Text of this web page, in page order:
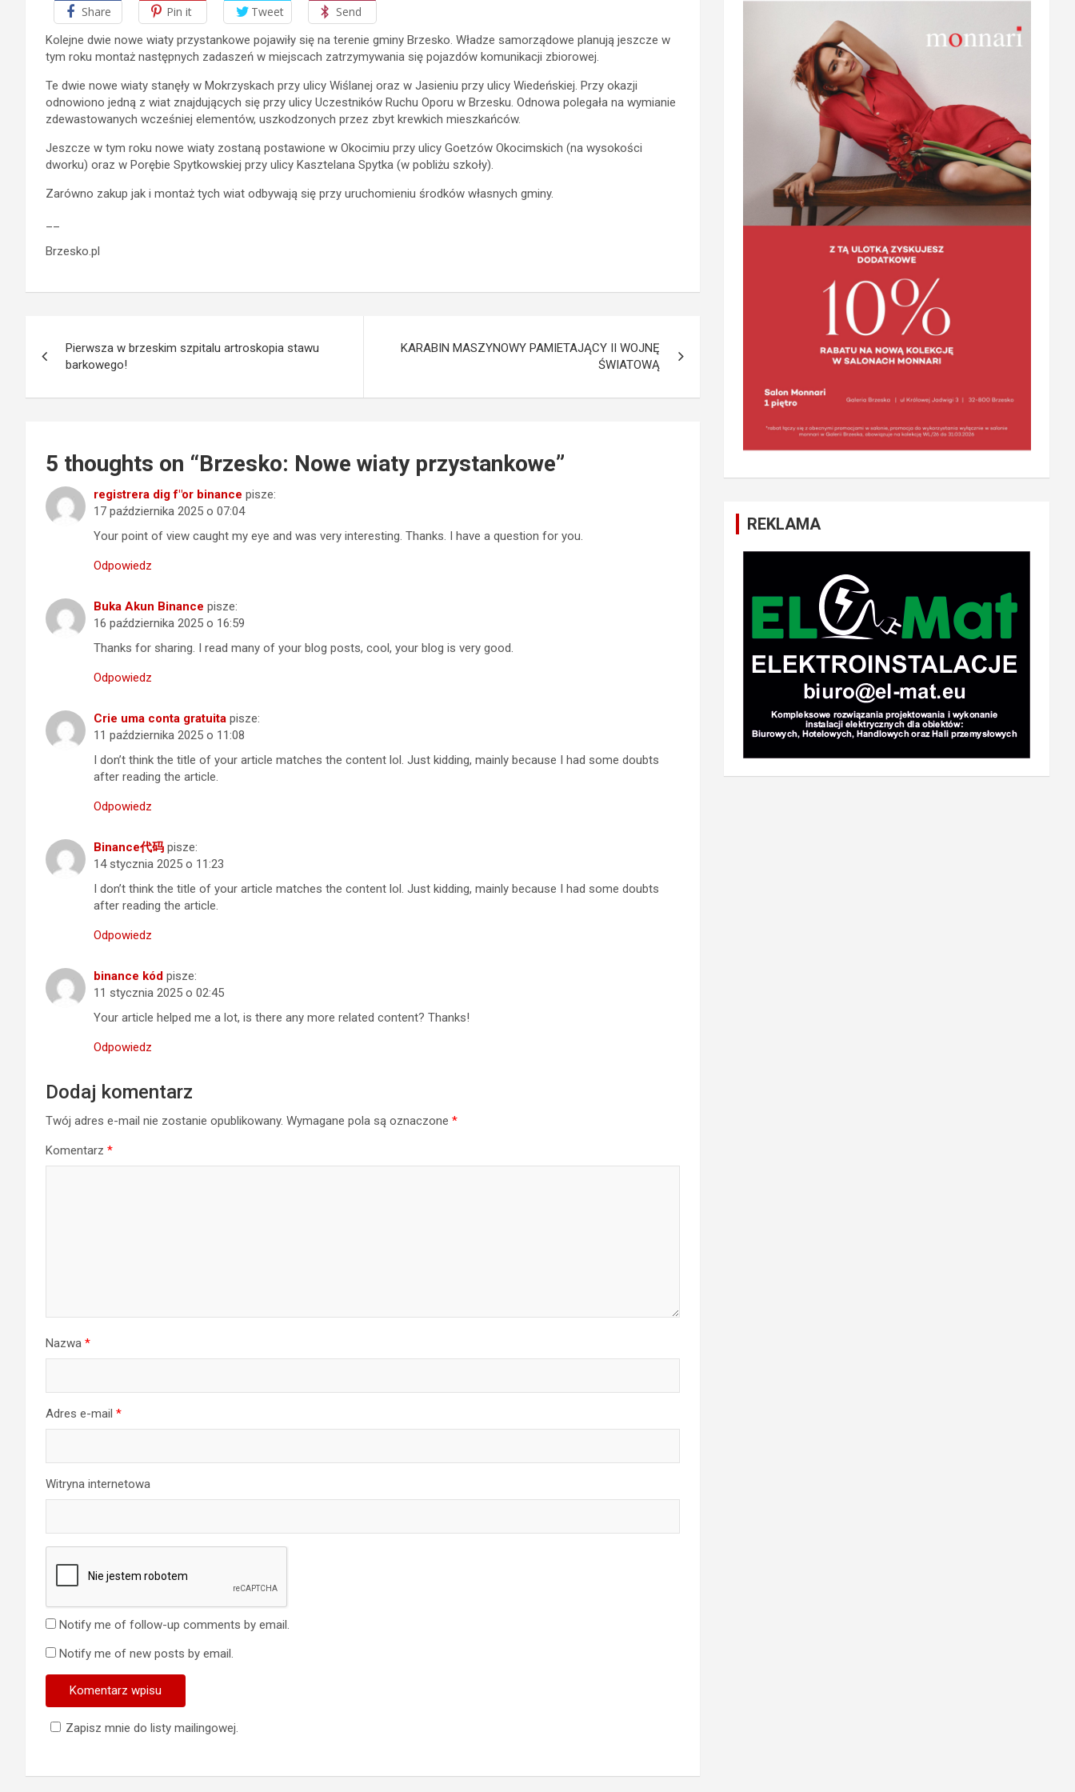
Share Pin it Tweet Send
Kolejne dwie nowe wiaty przystankowe pojawiły się na terenie gminy Brzesko. Władze samorządowe planują jeszcze w
tym roku montaż następnych zadaszeń w miejscach zatrzymywania się pojazdów komunikacji zbiorowej.
Te dwie nowe wiaty stanęły w Mokrzyskach przy ulicy Wiślanej oraz w Jasieniu przy ulicy Wiedeńskiej. Przy okazji
odnowiono jedną z wiat znajdujących się przy ulicy Uczestników Ruchu Oporu w Brzesku. Odnowa polegała na wymianie
zdewastowanych wcześniej elementów, uszkodzonych przez zbyt krewkich mieszkańców.
Jeszcze w tym roku nowe wiaty zostaną postawione w Okocimiu przy ulicy Goetzów Okocimskich (na wysokości
dworku) oraz w Porębie Spytkowskiej przy ulicy Kasztelana Spytka (w pobliżu szkoły).
Zarówno zakup jak i montaż tych wiat odbywają się przy uruchomieniu środków własnych gminy.
Brzesko.pl
wpisu
Pierwsza w brzeskim szpitalu artroskopia stawu
barkowego!
KARABIN MASZYNOWY PAMIETAJĄCY II WOJNĘ
ŚWIATOWĄ
5 thoughts on “Brzesko: Nowe wiaty przystankowe”
registrera dig f"or binance pisze:
17 października 2025 o 07:04
Your point of view caught my eye and was very interesting. Thanks. I have a question for you.
Odpowiedz
Buka Akun Binance pisze:
16 października 2025 o 16:59
Thanks for sharing. I read many of your blog posts, cool, your blog is very good.
Odpowiedz
Crie uma conta gratuita pisze:
11 października 2025 o 11:08
I don’t think the title of your article matches the content lol. Just kidding, mainly because I had some doubts
after reading the article.
Odpowiedz
Binance代码 pisze:
14 stycznia 2025 o 11:23
I don’t think the title of your article matches the content lol. Just kidding, mainly because I had some doubts
after reading the article.
Odpowiedz
binance kód pisze:
11 stycznia 2025 o 02:45
Your article helped me a lot, is there any more related content? Thanks!
Odpowiedz
Dodaj komentarz
Twój adres e-mail nie zostanie opublikowany. Wymagane pola są oznaczone *
Komentarz *
Nazwa *
Adres e-mail *
Witryna internetowa
Notify me of follow-up comments by email.
Notify me of new posts by email.
Zapisz mnie do listy mailingowej.
REKLAMA